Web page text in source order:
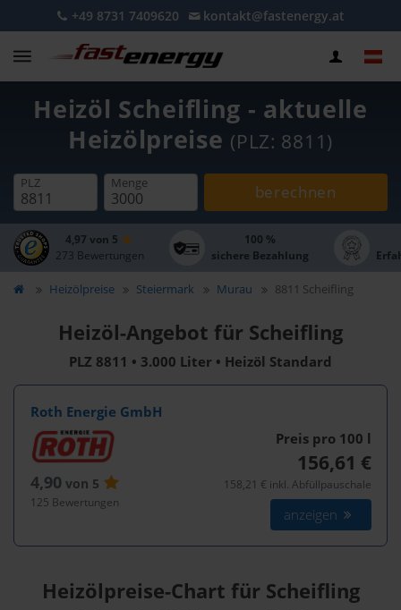
+49 8731 7409620 kontakt@fastenergy.at
Heizöl Scheifling - aktuelle
Heizölpreise (PLZ: 8811)
PLZ Menge berechnen
4,97 von 5
273 Bewertungen
100 %
sichere Bezahlung
Heizölpreise Steiermark Murau 8811 Scheifling
Heizöl-Angebot für Scheifling
PLZ 8811 • 3.000 Liter • Heizöl Standard
Roth Energie GmbH
4,90 von 5
125 Bewertungen
Preis pro 100 l
156,61 €
158,21 € inkl. Abfüllpauschale
anzeigen
Heizölpreise-Chart für Scheifling